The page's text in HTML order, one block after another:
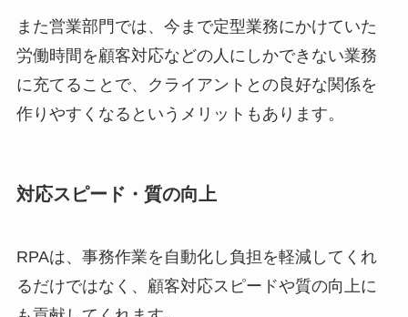
また営業部門では、今まで定型業務にかけていた
労働時間を顧客対応などの人にしかできない業務
に充てることで、クライアントとの良好な関係を
作りやすくなるというメリットもあります。
対応スピード・質の向上
RPAは、事務作業を自動化し負担を軽減してくれ
るだけではなく、顧客対応スピードや質の向上に